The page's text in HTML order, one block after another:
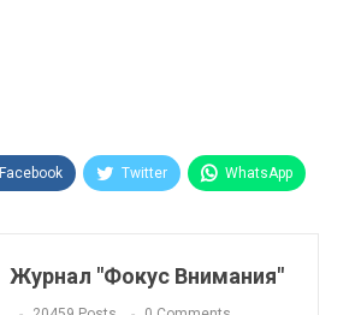
Facebook Twitter WhatsApp
VK Viber
Linkedin Tumblr
Журнал "Фокус Внимания"